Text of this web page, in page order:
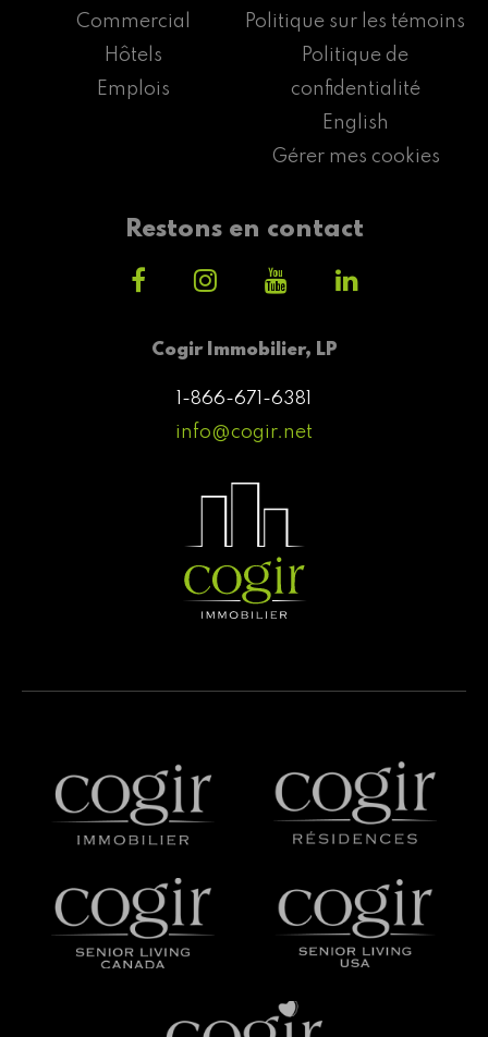
Cogir Immobilier, LP
1-866-671-6381
info@cogir.net
Commercial
Hôtels
Emplois
Politique sur les témoins
Politique de
confidentialité
English
Gérer mes cookies
Restons en contact